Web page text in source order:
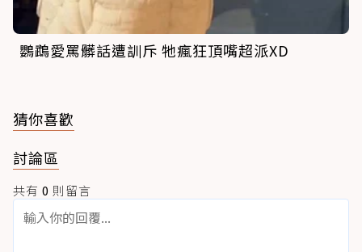
鸚鵡愛罵髒話遭訓斥 牠瘋狂頂嘴超派XD
猜你喜歡
討論區
共有 0 則留言